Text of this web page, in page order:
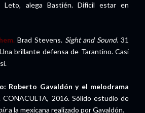
Leto, alega Bastién. Difícil estar en
Brad Stevens. Sight and Sound.31
brillante defensa de Tarantino. Casi
Roberto Gavaldón y el melodrama
CONACULTA, 2016. Sólido estudio de
a la mexicana realizado por Gavaldón.